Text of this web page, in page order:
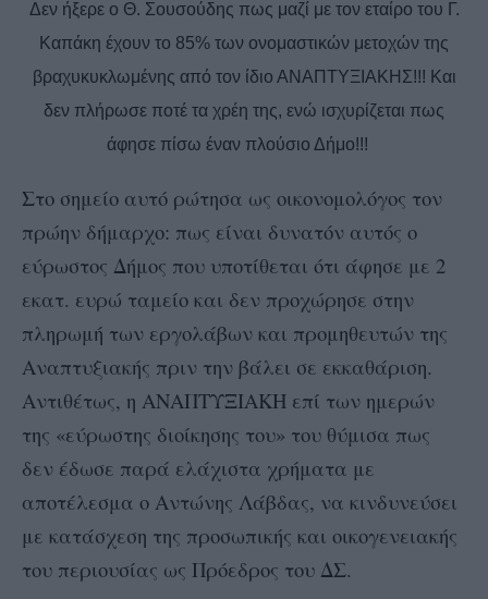
Δεν ήξερε ο Θ. Σουσούδης πως μαζί με τον εταίρο του Γ.
Καπάκη έχουν το 85% των ονομαστικών μετοχών της
βραχυκυκλωμένης από τον ίδιο ΑΝΑΠΤΥΞΙΑΚΗΣ!!! Και
δεν πλήρωσε ποτέ τα χρέη της, ενώ ισχυρίζεται πως
άφησε πίσω έναν πλούσιο Δήμο!!!
Στο σημείο αυτό ρώτησα ως οικονομολόγος τον
πρώην δήμαρχο: πως είναι δυνατόν αυτός ο
εύρωστος Δήμος που υποτίθεται ότι άφησε με 2
εκατ. ευρώ ταμείο και δεν προχώρησε στην
πληρωμή των εργολάβων και προμηθευτών της
Αναπτυξιακής πριν την βάλει σε εκκαθάριση.
Αντιθέτως, η ΑΝΑΠΤΥΞΙΑΚΗ επί των ημερών
της «εύρωστης διοίκησης του» του θύμισα πως
δεν έδωσε παρά ελάχιστα χρήματα με
αποτέλεσμα ο Αντώνης Λάβδας, να κινδυνεύσει
με κατάσχεση της προσωπικής και οικογενειακής
του περιουσίας ως Πρόεδρος του ΔΣ.